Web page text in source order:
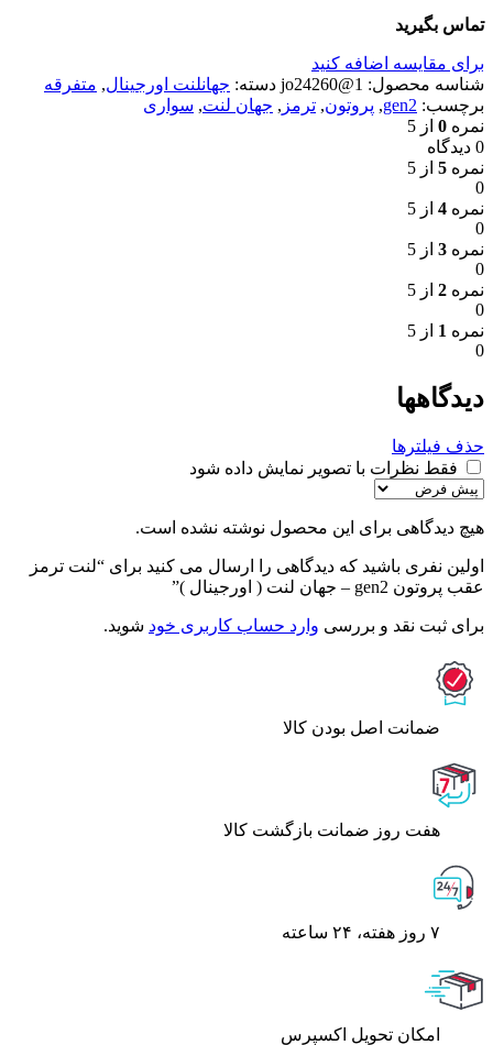
تماس بگیرید
برای مقایسه اضافه کنید
شناسه محصول: 1@jo24260 دسته: جهانلنت اورجینال, متفرقه
برچسب: gen2
, پروتون, ترمز , جهان لنت, سواری
نمره 0 از 5
0 دیدگاه
نمره 5 از 5
0
نمره 4 از 5
0
نمره 3 از 5
0
نمره 2 از 5
0
نمره 1 از 5
0
دیدگاهها
حذف فیلترها
فقط نظرات با تصویر نمایش داده شود
هیچ دیدگاهی برای این محصول نوشته نشده است.
اولین نفری باشید که دیدگاهی را ارسال می کنید برای “لنت ترمز
عقب پروتون gen2 – جهان لنت ( اورجینال )”
برای ثبت نقد و بررسی وارد حساب کاربری خود شوید.
ﺿﻤﺎﻧﺖ اﺻﻞ ﺑﻮدن ﮐﺎﻟﺎ
هفت روز ضمانت بازگشت کالا
۷ روز ﻫﻔﺘﻪ، ۲۴ ﺳﺎﻋﺘﻪ
اﻣﮑﺎن ﺗﺤﻮﯾﻞ اﮐﺴﭙﺮس